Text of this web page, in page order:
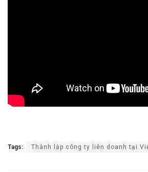
Tags: Thành lập công ty liên doanh tại